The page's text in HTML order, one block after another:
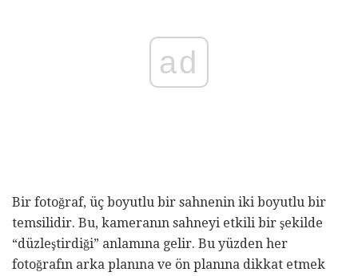
ad
Bir fotoğraf, üç boyutlu bir sahnenin iki boyutlu bir
temsilidir. Bu, kameranın sahneyi etkili bir şekilde
“düzleştirdiği” anlamına gelir. Bu yüzden her
fotoğrafın arka planına ve ön planına dikkat etmek